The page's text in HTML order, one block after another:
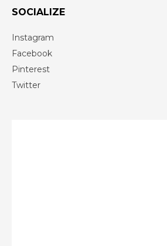
SOCIALIZE
Instagram
Facebook
Pinterest
Twitter